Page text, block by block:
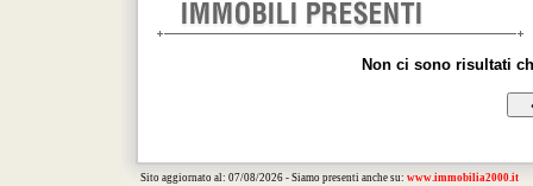
Non ci sono risultati
Sito aggiornato al: 07/08/2026 - Siamo presenti anche su: www.immobilia2000.it